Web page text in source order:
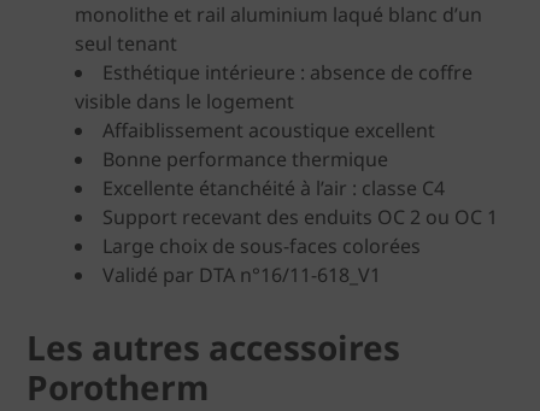
monolithe et rail aluminium laqué blanc d’un
seul tenant
Esthétique intérieure : absence de coffre
visible dans le logement
Affaiblissement acoustique excellent
Bonne performance thermique
Excellente étanchéité à l’air : classe C4
Support recevant des enduits OC 2 ou OC 1
Large choix de sous-faces colorées
Validé par DTA n°16/11-618_V1
Les autres accessoires
Porotherm